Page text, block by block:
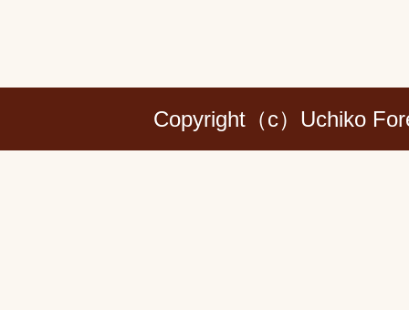
Copyright（c）Uchiko